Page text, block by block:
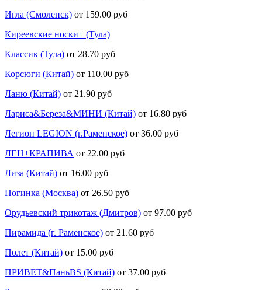
Игла (Смоленск) от 159.00 руб
Киреевские носки+ (Тула)
Классик (Тула) от 28.70 руб
Корсюги (Китай) от 110.00 руб
Ланю (Китай) от 21.90 руб
Лариса&Береза&МИНИ (Китай) от 16.80 руб
Легион LEGION (г.Раменское) от 36.00 руб
ЛЕН+КРАПИВА от 22.00 руб
Лиза (Китай) от 16.00 руб
Ногинка (Москва) от 26.50 руб
Орудьевский трикотаж (Дмитров) от 97.00 руб
Пирамида (г. Раменское) от 21.60 руб
Полет (Китай) от 15.00 руб
ПРИВЕТ&ПаньBS (Китай) от 37.00 руб